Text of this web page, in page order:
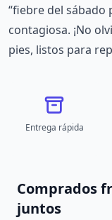
“fiebre del sábado
contagiosa. ¡No
pies, listos para
Entrega rápida
Comprados
juntos